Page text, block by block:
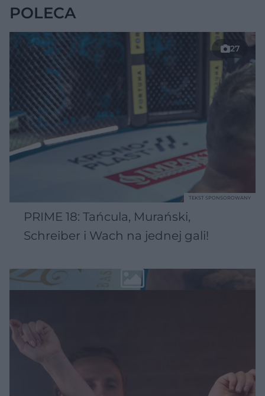
POLECA
27
PRIME 18: Tańcula, Murański,
Schreiber i Wach na jednej gali!
TEKST SPONSOROWANY